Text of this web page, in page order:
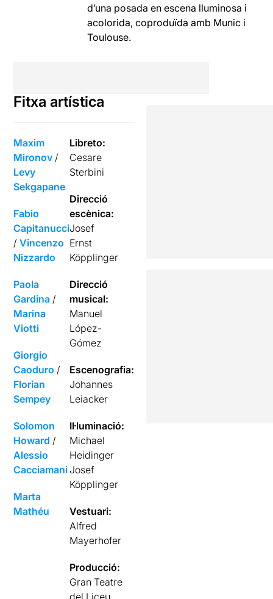
d’una posada en escena lluminosa i
acolorida, coproduïda amb Munic i
Toulouse.
Fitxa artística
Maxim
Mironov /
Levy
Sekgapane
Fabio
Capitanucci
/Vincenzo
Nizzardo
Paola
Gardina /
Marina
Viotti
Giorgio
Caoduro /
Florian
Sempey
Solomon
Howard /
Alessio
Cacciamani
Marta
Mathéu
Libreto:
Cesare
Sterbini
Direcció
escènica:
Josef
Ernst
Köpplinger
Direcció
musical:
Manuel
López-
Gómez
Escenografia:
Johannes
Leiacker
Il·luminació:
Michael
Heidinger
Josef
Köpplinger
Vestuari:
Alfred
Mayerhofer
Producció:
Gran Teatre
del Liceu